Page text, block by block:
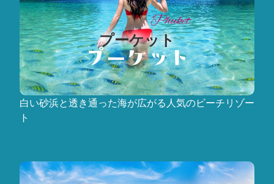
プーケット
白い砂浜と透き通った海が広がる人気のビーチリゾー
ト